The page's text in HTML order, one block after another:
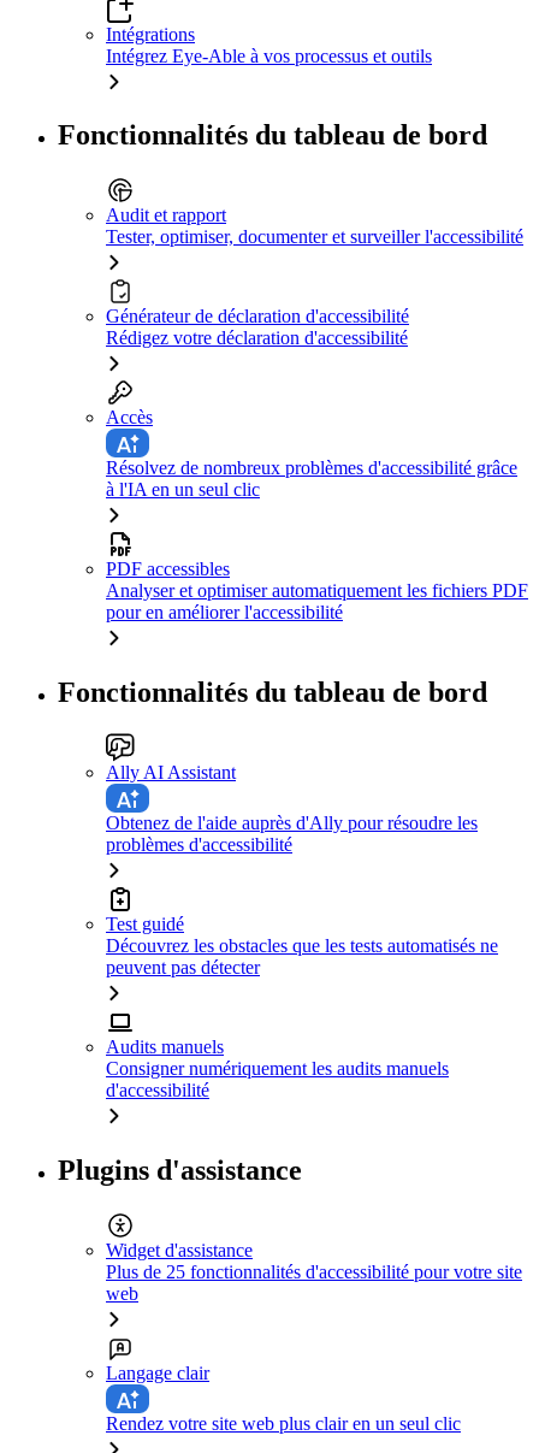
Intégrations
Intégrez Eye-Able à vos processus et outils
Fonctionnalités du tableau de bord
Audit et rapport
Tester, optimiser, documenter et surveiller l'accessibilité
Générateur de déclaration d'accessibilité
Rédigez votre déclaration d'accessibilité
Accès
Résolvez de nombreux problèmes d'accessibilité grâce
à l'IA en un seul clic
PDF accessibles
Analyser et optimiser automatiquement les fichiers PDF
pour en améliorer l'accessibilité
Fonctionnalités du tableau de bord
Ally AI Assistant
Obtenez de l'aide auprès d'Ally pour résoudre les
problèmes d'accessibilité
Test guidé
Découvrez les obstacles que les tests automatisés ne
peuvent pas détecter
Audits manuels
Consigner numériquement les audits manuels
d'accessibilité
Plugins d'assistance
Widget d'assistance
Plus de 25 fonctionnalités d'accessibilité pour votre site
web
Langage clair
Rendez votre site web plus clair en un seul clic